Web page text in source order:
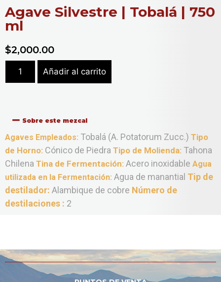
Agave Silvestre | Tobalá | 750
ml
$2,000.00
Añadir al carrito
Sobre este mezcal
Agaves Empleados: Tobalá (A. Potatorum Zucc.) Tipo
de Horno: Cónico de Piedra Tipo de Molienda: Tahona
Chilena Tina de Fermentación: Acero inoxidable Agua
utilizada en la Fermentación: Agua de manantial Tip de
destilador: Alambique de cobre Número de
destilaciones : 2